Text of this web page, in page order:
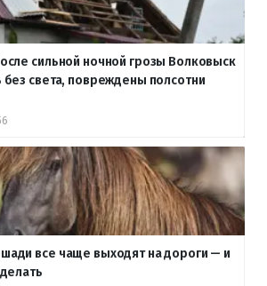
сильной ночной грозы Волковыск
без света, повреждены полсотни
все чаще выходят на дороги — и